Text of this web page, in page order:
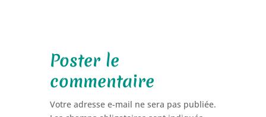
Poster le
commentaire
Votre adresse e-mail ne sera pas publiée.